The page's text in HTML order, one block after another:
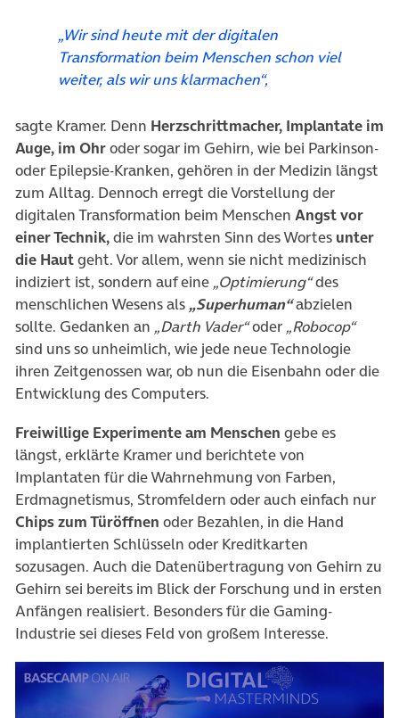
„Wir sind heute mit der digitalen
Transformation beim Menschen schon viel
weiter, als wir uns klarmachen“,
sagte Kramer. Denn Herzschrittmacher, Implantate im
Auge, im Ohroder sogar im Gehirn, wie bei Parkinson-
oder Epilepsie-Kranken, gehören in der Medizin längst
zum Alltag. Dennoch erregt die Vorstellung der
digitalen Transformation beim Menschen Angst vor
einer Technik,die im wahrsten Sinn des Wortes unter
die Hautgeht. Vor allem, wenn sie nicht medizinisch
indiziert ist, sondern auf eine „Optimierung“des
menschlichen Wesens als „Superhuman“abzielen
sollte. Gedanken an „Darth Vader“oder „Robocop“
sind uns so unheimlich, wie jede neue Technologie
ihren Zeitgenossen war, ob nun die Eisenbahn oder die
Entwicklung des Computers.
Freiwillige Experimente am Menschen gebe es
längst, erklärte Kramer und berichtete von
Implantaten für die Wahrnehmung von Farben,
Erdmagnetismus, Stromfeldern oder auch einfach nur
Chips zum Türöffnen oder Bezahlen, in die Hand
implantierten Schlüsseln oder Kreditkarten
sozusagen. Auch die Datenübertragung von Gehirn zu
Gehirn sei bereits im Blick der Forschung und in ersten
Anfängen realisiert. Besonders für die Gaming-
Industrie sei dieses Feld von großem Interesse.